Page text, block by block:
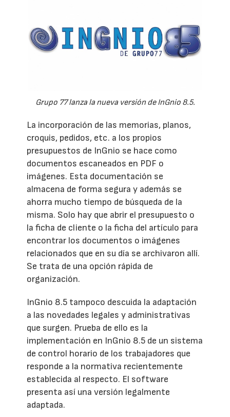
Grupo 77 lanza la nueva versión de InGnio 8.5.
La incorporación de las memorias, planos,
croquis, pedidos, etc. a los propios
presupuestos de InGnio se hace como
documentos escaneados en PDF o
imágenes. Esta documentación se
almacena de forma segura y además se
ahorra mucho tiempo de búsqueda de la
misma. Solo hay que abrir el presupuesto o
la ficha de cliente o la ficha del artículo para
encontrar los documentos o imágenes
relacionados que en su día se archivaron allí.
Se trata de una opción rápida de
organización.
InGnio 8.5 tampoco descuida la adaptación
a las novedades legales y administrativas
que surgen. Prueba de ello es la
implementación en InGnio 8.5 de un sistema
de control horario de los trabajadores que
responde a la normativa recientemente
establecida al respecto. El software
presenta así una versión legalmente
adaptada.